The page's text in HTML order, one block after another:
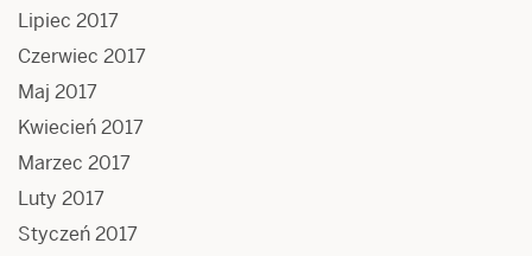
Lipiec 2017
Czerwiec 2017
Maj 2017
Kwiecień 2017
Marzec 2017
Luty 2017
Styczeń 2017